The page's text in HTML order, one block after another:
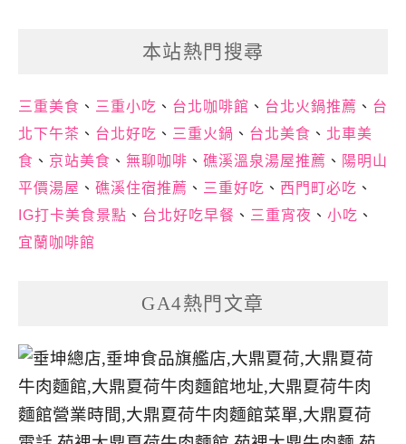
本站熱門搜尋
三重美食 、 三重小吃 、 台北咖啡館 、 台北火鍋推薦 、 台
北下午茶 、 台北好吃 、 三重火鍋 、 台北美食 、 北車美
食 、 京站美食 、 無聊咖啡 、 礁溪溫泉湯屋推薦 、 陽明山
平價湯屋 、 礁溪住宿推薦 、 三重好吃 、 西門町必吃 、
IG打卡美食景點 、 台北好吃早餐 、 三重宵夜 、 小吃 、
宜蘭咖啡館
GA4熱門文章